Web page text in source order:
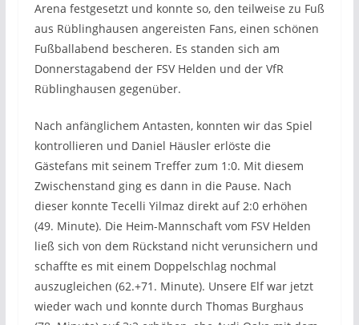
Arena festgesetzt und konnte so, den teilweise zu Fuß
aus Rüblinghausen angereisten Fans, einen schönen
Fußballabend bescheren. Es standen sich am
Donnerstagabend der FSV Helden und der VfR
Rüblinghausen gegenüber.
Nach anfänglichem Antasten, konnten wir das Spiel
kontrollieren und Daniel Häusler erlöste die
Gästefans mit seinem Treffer zum 1:0. Mit diesem
Zwischenstand ging es dann in die Pause. Nach
dieser konnte Tecelli Yilmaz direkt auf 2:0 erhöhen
(49. Minute). Die Heim-Mannschaft vom FSV Helden
ließ sich von dem Rückstand nicht verunsichern und
schaffte es mit einem Doppelschlag nochmal
auszugleichen (62.+71. Minute). Unsere Elf war jetzt
wieder wach und konnte durch Thomas Burghaus